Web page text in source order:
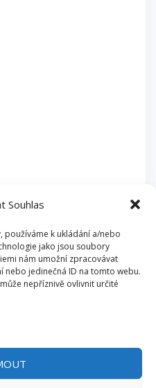
Souhlas
používáme k ukládání a/nebo
jako jsou soubory
nám umožní zpracovávat
nebo jedinečná ID na tomto webu.
nepříznivě ovlivnit určité